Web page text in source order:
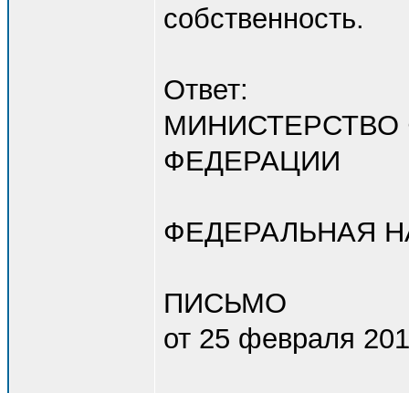
собственность.
Ответ:
ФЕДЕРАЦИИ
ФЕДЕРАЛЬНАЯ
ПИСЬМО
от 25 февраля